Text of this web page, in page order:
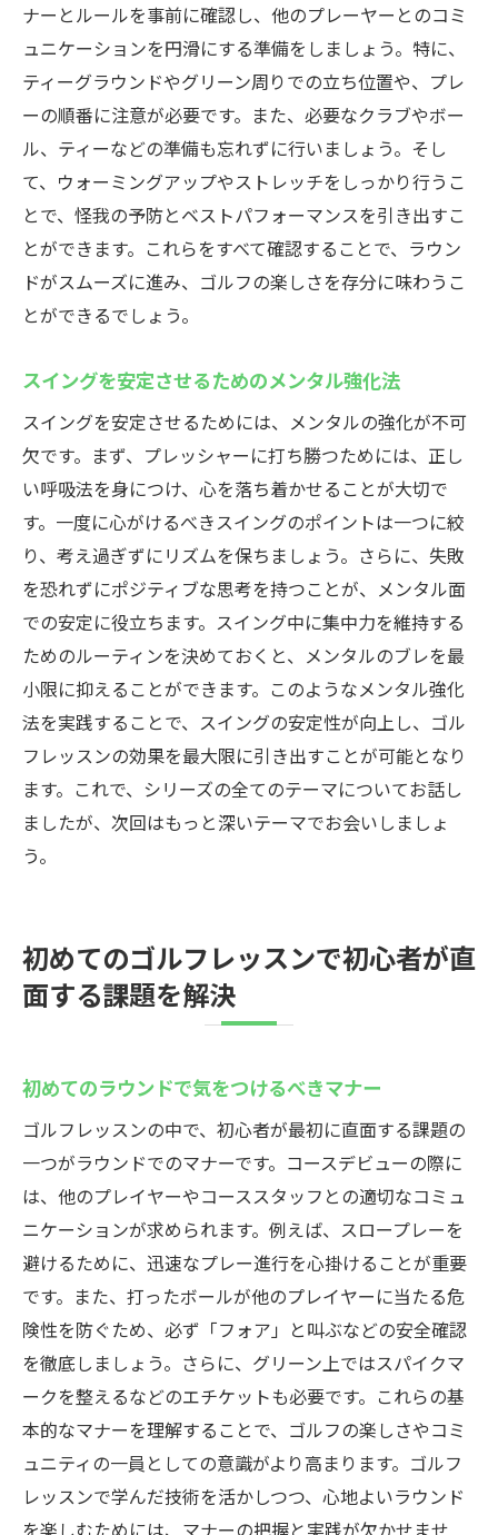
ナーとルールを事前に確認し、他のプレーヤーとのコミ
ュニケーションを円滑にする準備をしましょう。特に、
ティーグラウンドやグリーン周りでの立ち位置や、プレ
ーの順番に注意が必要です。また、必要なクラブやボー
ル、ティーなどの準備も忘れずに行いましょう。そし
て、ウォーミングアップやストレッチをしっかり行うこ
とで、怪我の予防とベストパフォーマンスを引き出すこ
とができます。これらをすべて確認することで、ラウン
ドがスムーズに進み、ゴルフの楽しさを存分に味わうこ
とができるでしょう。
スイングを安定させるためのメンタル強化法
スイングを安定させるためには、メンタルの強化が不可
欠です。まず、プレッシャーに打ち勝つためには、正し
い呼吸法を身につけ、心を落ち着かせることが大切で
す。一度に心がけるべきスイングのポイントは一つに絞
り、考え過ぎずにリズムを保ちましょう。さらに、失敗
を恐れずにポジティブな思考を持つことが、メンタル面
での安定に役立ちます。スイング中に集中力を維持する
ためのルーティンを決めておくと、メンタルのブレを最
小限に抑えることができます。このようなメンタル強化
法を実践することで、スイングの安定性が向上し、ゴル
フレッスンの効果を最大限に引き出すことが可能となり
ます。これで、シリーズの全てのテーマについてお話し
ましたが、次回はもっと深いテーマでお会いしましょ
う。
初めてのゴルフレッスンで初心者が直
面する課題を解決
初めてのラウンドで気をつけるべきマナー
ゴルフレッスンの中で、初心者が最初に直面する課題の
一つがラウンドでのマナーです。コースデビューの際に
は、他のプレイヤーやコーススタッフとの適切なコミュ
ニケーションが求められます。例えば、スロープレーを
避けるために、迅速なプレー進行を心掛けることが重要
です。また、打ったボールが他のプレイヤーに当たる危
険性を防ぐため、必ず「フォア」と叫ぶなどの安全確認
を徹底しましょう。さらに、グリーン上ではスパイクマ
ークを整えるなどのエチケットも必要です。これらの基
本的なマナーを理解することで、ゴルフの楽しさやコミ
ュニティの一員としての意識がより高まります。ゴルフ
レッスンで学んだ技術を活かしつつ、心地よいラウンド
を楽しむためには、マナーの把握と実践が欠かせませ